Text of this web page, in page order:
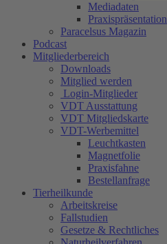
Mediadaten
Praxispräsentation
Paracelsus Magazin
Podcast
Mitgliederbereich
Downloads
Mitglied werden
Login-Mitglieder
VDT Ausstattung
VDT Mitgliedskarte
VDT-Werbemittel
Leuchtkasten
Magnetfolie
Praxisfahne
Bestellanfrage
Tierheilkunde
Arbeitskreise
Fallstudien
Gesetze & Rechtliches